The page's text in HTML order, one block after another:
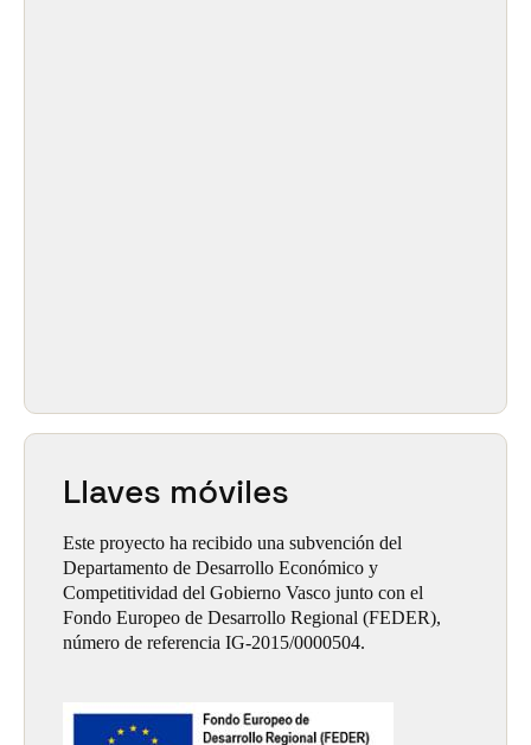
Llaves móviles
Este proyecto ha recibido una subvención del
Departamento de Desarrollo Económico y
Competitividad del Gobierno Vasco junto con el
Fondo Europeo de Desarrollo Regional (FEDER),
número de referencia IG-2015/0000504.